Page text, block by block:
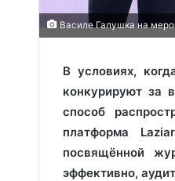
Василе Галушка на
В условиях,
конкурируют за
способ
платформа
посвящённой
эффективно,